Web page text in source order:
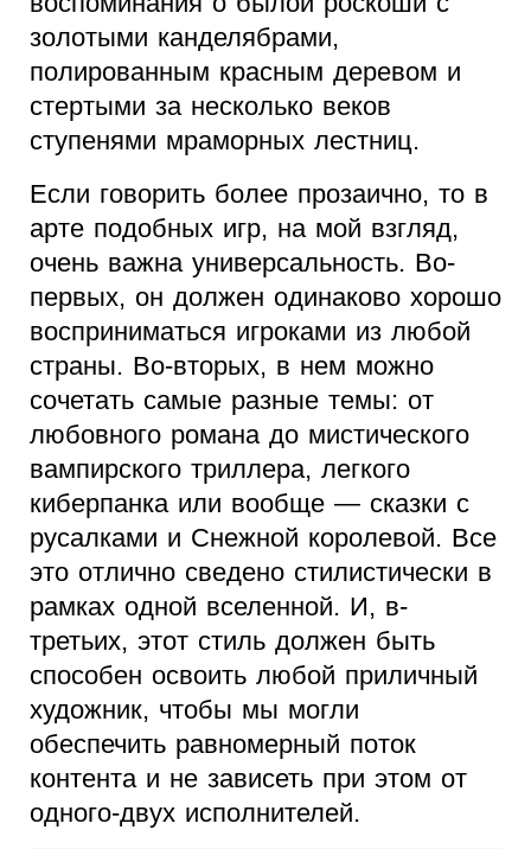
золотыми канделябрами,
полированным красным деревом и
стертыми за несколько веков
ступенями мраморных лестниц.
Если говорить более прозаично, то в
арте подобных игр, на мой взгляд,
очень важна универсальность. Во-
первых, он должен одинаково хорошо
восприниматься игроками из любой
страны. Во-вторых, в нем можно
сочетать самые разные темы: от
любовного романа до мистического
вампирского триллера, легкого
киберпанка или вообще — сказки с
русалками и Снежной королевой. Все
это отлично сведено стилистически в
рамках одной вселенной. И, в-
третьих, этот стиль должен быть
способен освоить любой приличный
художник, чтобы мы могли
обеспечить равномерный поток
контента и не зависеть при этом от
одного-двух исполнителей.